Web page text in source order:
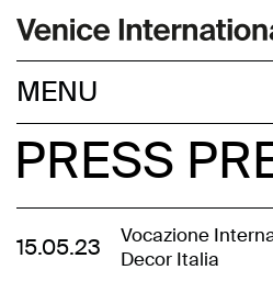
PRESS
15.05.23
Vocazione
Decor Italia